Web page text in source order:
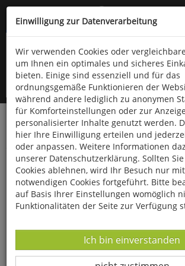
Kompletten Head der Seite
oder (06766) 9323-960
Startseite Bücher Downloads
Der Falke
Einwilligung zur Datenverarbeitung
Wir verwenden Cookies oder
um Ihnen ein optimales und sicheres
bieten. Einige sind essenziell und für das
ordnungsgemäße Funktionieren der
während andere lediglich zu anonymen
für Komforteinstellungen oder zur Anzeige
personalisierter Inhalte genutzt werden.
hier Ihre Einwilligung erteilen und
oder anpassen. Weitere Informationen
unserer Datenschutzerklärung. Sollten
Cookies ablehnen, wird Ihr Besuch nur
notwendigen Cookies fortgeführt. Bitte
auf Basis Ihrer Einstellungen womöglich
Funktionalitäten der Seite zur Verfügung
Datenverarbeitung -
Ich bin einverstanden